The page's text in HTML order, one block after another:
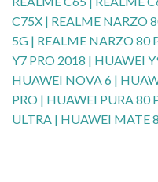
C75X | REALME NARZO
5G | REALME NARZO 80
Y7 PRO 2018 | HUAWEI
HUAWEI NOVA 6 |
PRO | HUAWEI PURA 80
ULTRA | HUAWEI MATE